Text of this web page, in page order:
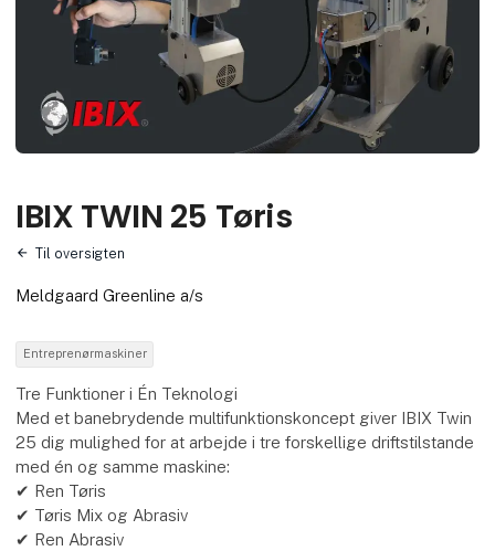
IBIX TWIN 25 Tøris
Til oversigten
Meldgaard Greenline a/s
Entreprenørmaskiner
Tre Funktioner i Én Teknologi
Med et banebrydende multifunktionskoncept giver IBIX Twin
25 dig mulighed for at arbejde i tre forskellige driftstilstande
med én og samme maskine:
✔ Ren Tøris
✔ Tøris Mix og Abrasiv
✔ Ren Abrasiv